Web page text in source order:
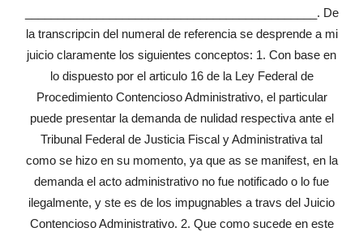
_____________________________________________. De
la transcripcin del numeral de referencia se desprende a mi
juicio claramente los siguientes conceptos: 1. Con base en
lo dispuesto por el articulo 16 de la Ley Federal de
Procedimiento Contencioso Administrativo, el particular
puede presentar la demanda de nulidad respectiva ante el
Tribunal Federal de Justicia Fiscal y Administrativa tal
como se hizo en su momento, ya que as se manifest, en la
demanda el acto administrativo no fue notificado o lo fue
ilegalmente, y ste es de los impugnables a travs del Juicio
Contencioso Administrativo. 2. Que como sucede en este